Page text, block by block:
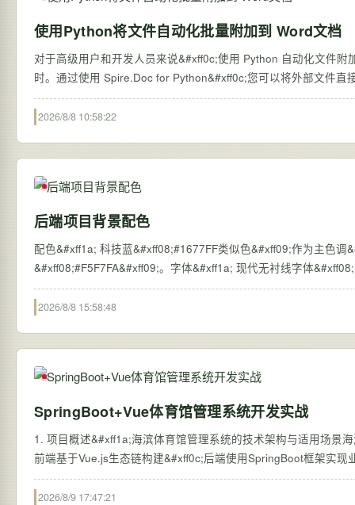
使用Python将文件自动化批量附加到 Word文档
对于高级用户和开发人员来说&#xff0c;使用 Python 自动化文件
时。通过使用 Spire.Doc for Python&#xff0c;您可以将外部文件
2026/8/8 10:58:22
后端项目背景配色
配色&#xff1a; 科技蓝&#xff08;#1677FF类似色&#xff09;作为主色调
&#xff08;#F5F7FA&#xff09;。字体&#xff1a; 现代无衬线字体
2026/8/8 15:58:48
SpringBoot+Vue体育馆管理系统开发实战
1. 项目概述&#xff1a;海滨体育馆管理系统的技术架构与适用场景
前端基于Vue.js生态链构建&#xff0c;后端使用SpringBoot框架实
2026/8/9 17:47:21